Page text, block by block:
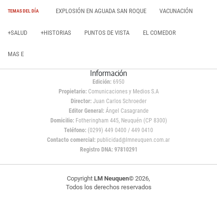
TEMAS DEL DÍA EXPLOSIÓN EN AGUADA SAN ROQUE VACUNACIÓN
+SALUD +HISTORIAS PUNTOS DE VISTA EL COMEDOR
MAS E
Información
Edición: 6950
Propietario:Comunicaciones y Medios S.A
Director: Juan Carlos Schroeder
Editor General:Ángel Casagrande
Domicilio:Fotheringham 445, Neuquén (CP 8300)
Teléfono: (0299) 449 0400 / 449 0410
Contacto comercial: publicidad@lmneuquen.com.ar
Registro DNA: 97810291
Copyright LM Neuquen© 2026,
Todos los derechos reservados